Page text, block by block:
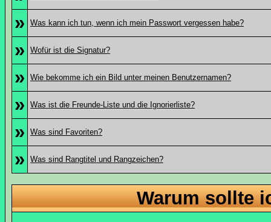
» Was kann ich tun, wenn ich mein Passwort vergessen habe?
» Wofür ist die Signatur?
» Wie bekomme ich ein Bild unter meinen Benutzernamen?
» Was ist die Freunde-Liste und die Ignorierliste?
» Was sind Favoriten?
» Was sind Rangtitel und Rangzeichen?
Warum sollte